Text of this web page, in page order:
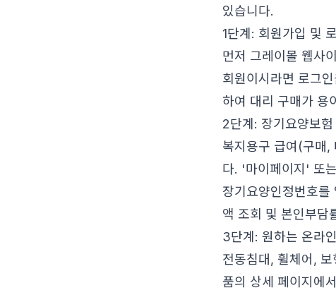
있습니다.
1단계: 회원가입 및
먼저 그레이몰 웹사
회원이시라면 로그
하여 대리 구매가 용
2단계: 장기요양보
복지용구 급여(구매,
다. '마이페이지' 또
장기요양인정번호
액 조회 및 본인부담
3단계: 원하는 온라
전동침대, 휠체어,
품의 상세 페이지에